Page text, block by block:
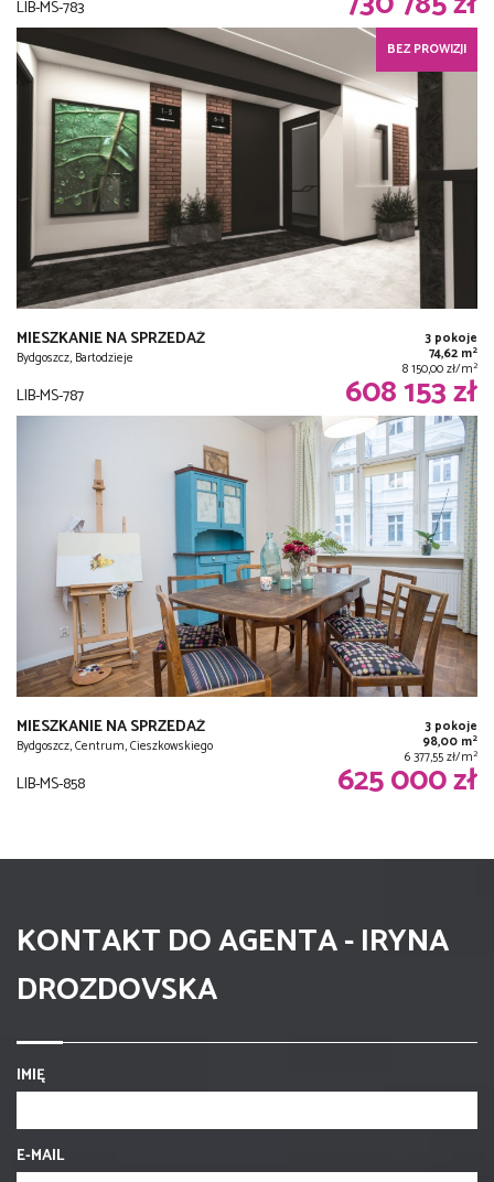
LIB-MS-783
BEZ PROWIZJI
MIESZKANIE NA SPRZEDAŻ
Bydgoszcz, Bartodzieje
3 pokoje
74,62 m2
8 150,00 zł/m2
LIB-MS-787 608 153 zł
MIESZKANIE NA SPRZEDAŻ
Bydgoszcz, Centrum, Cieszkowskiego
3 pokoje
98,00 m2
6 377,55 zł/m2
LIB-MS-858 625 000 zł
KONTAKT DO AGENTA - IRYNA
DROZDOVSKA
IMIĘ
E-MAIL